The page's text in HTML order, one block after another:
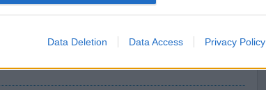
Data Deletion Data Access Privacy Policy